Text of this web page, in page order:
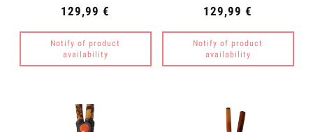
129,99 €
Notify of product
availability
129,99 €
Notify of product
availability